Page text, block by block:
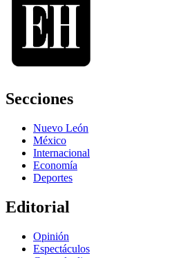
Secciones
Nuevo León
México
Internacional
Economía
Deportes
Editorial
Opinión
Espectáculos